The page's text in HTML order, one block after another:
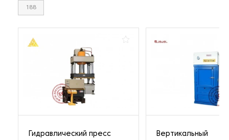
188
Гидравлический пресс
Вертикальный